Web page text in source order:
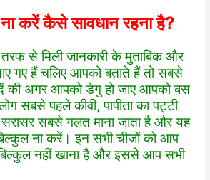
करें कैसे सावधान रहना है?
से मिली जानकारी के मुताबिक और
गए हैं चलिए आपको बताते हैं तो सबसे
की अगर आपको डेगु हो जाए आपको बस
सबसे पहले कीवी, पापीता का पट्टी
सबसे गलत माना जाता है और यह
ना करें। इन सभी चीजों को आप
नहीं खाना है और इससे आप सभी